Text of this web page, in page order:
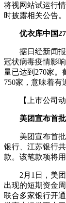
将视网站试运行
时披露相关公告。
优衣库中国
据日经新闻报
冠状病毒疫情影
量已达到270家。
750家，意味着有
【上市公司动
美团宣布首
美团宣布首批
银行、江苏银行
款。该笔款项将
2月1日，美团
出现的短期资金
联合多家银行开